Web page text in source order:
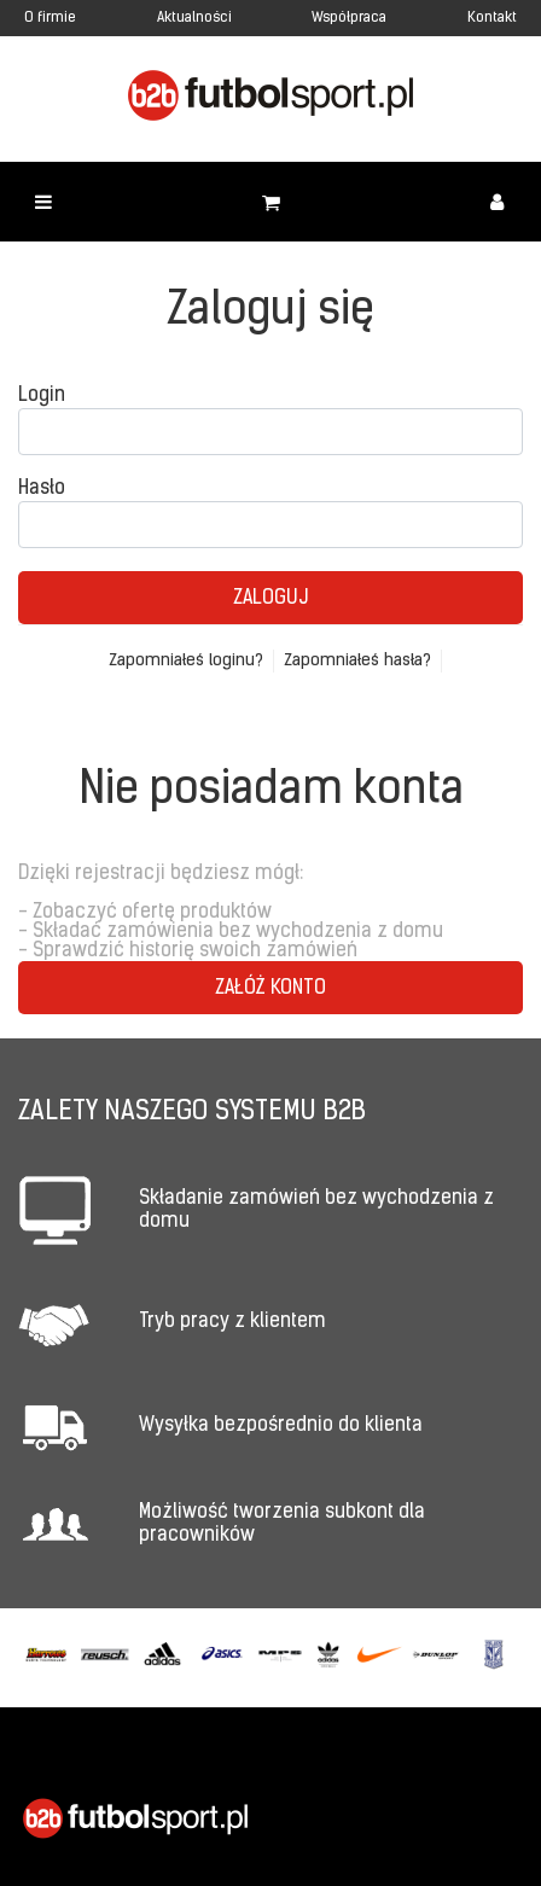
O firmie Aktualności Współpraca Kontakt
Zaloguj się
Login
Hasło
ZALOGUJ
Zapomniałeś loginu? Zapomniałeś hasła?
Nie posiadam konta
Dzięki rejestracji będziesz mógł:
- Zobaczyć ofertę produktów
- Składać zamówienia bez wychodzenia z domu
- Sprawdzić historię swoich zamówień
ZAŁÓŻ KONTO
ZALETY NASZEGO SYSTEMU B2B
Składanie zamówień bez wychodzenia z
domu
Tryb pracy z klientem
Wysyłka bezpośrednio do klienta
Możliwość tworzenia subkont dla
pracowników